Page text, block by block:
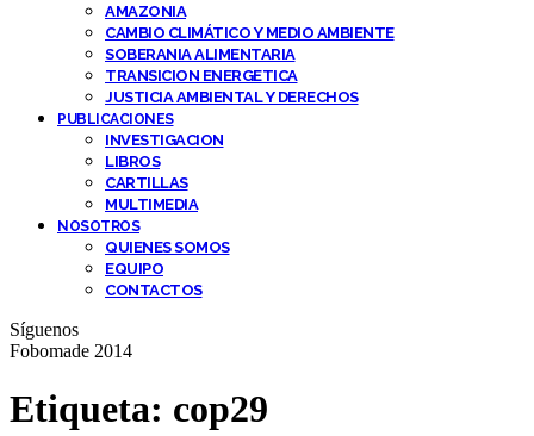
AMAZONIA
CAMBIO CLIMÁTICO Y MEDIO AMBIENTE
SOBERANIA ALIMENTARIA
TRANSICION ENERGETICA
JUSTICIA AMBIENTAL Y DERECHOS
PUBLICACIONES
INVESTIGACION
LIBROS
CARTILLAS
MULTIMEDIA
NOSOTROS
QUIENES SOMOS
EQUIPO
CONTACTOS
Síguenos
Fobomade 2014
Etiqueta: cop29